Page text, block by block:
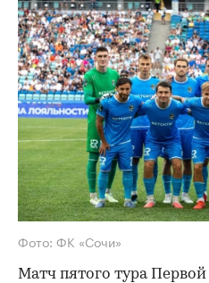
Фото: ФК «Сочи»
Матч пятого тура